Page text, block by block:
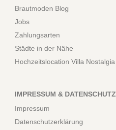
Brautmoden Blog
Jobs
Zahlungsarten
Städte in der Nähe
Hochzeitslocation Villa Nostalgia
IMPRESSUM & DATENSCHUTZ
Impressum
Datenschutzerklärung